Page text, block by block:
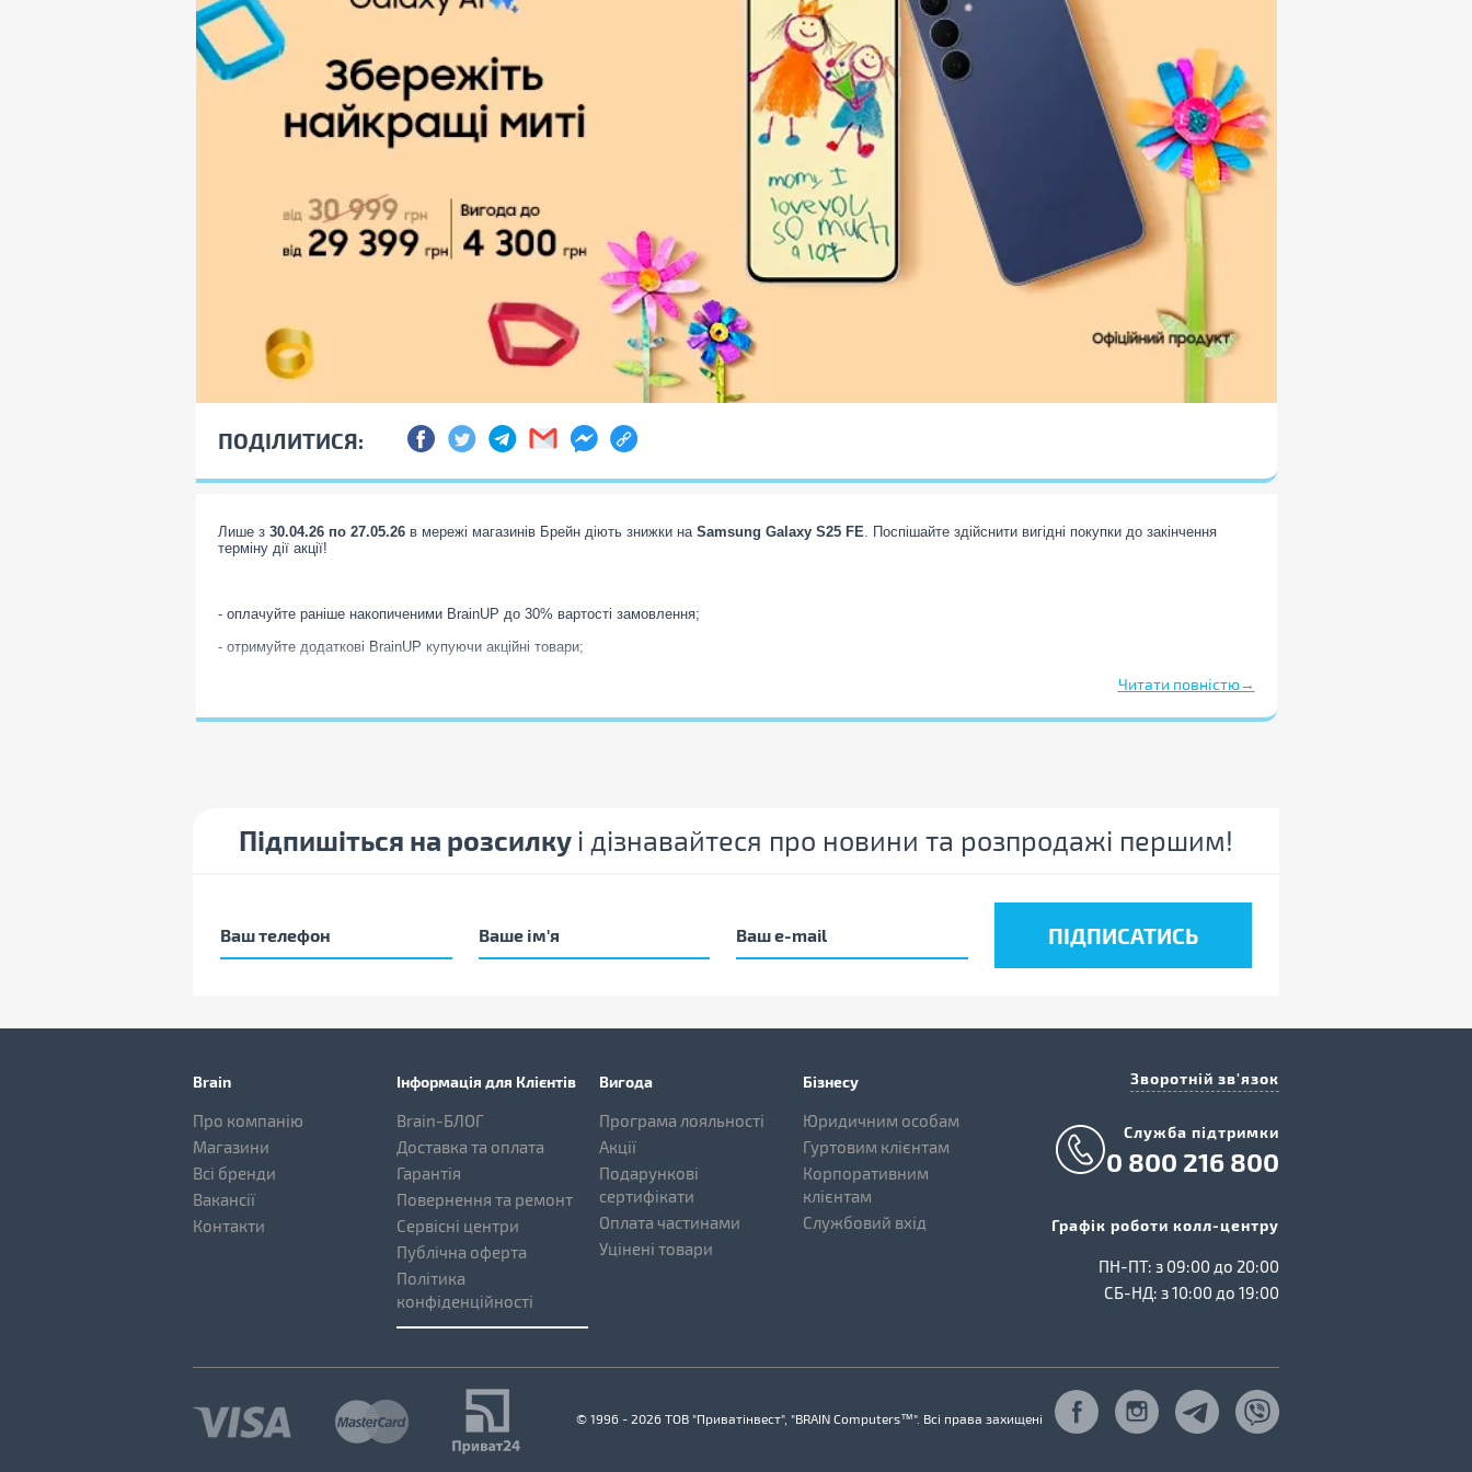
ПОДІЛИТИСЯ:
Лише з 30.04.26 по 27.05.26в мережі магазинів Брейн діють знижки на Samsung Galaxy S25 FE . Поспішайте здійснити вигідні покупки до закінчення
терміну дії акції!
- оплачуйте раніше накопиченими BrainUP до 30% вартості замовлення;
- отримуйте додаткові BrainUP купуючи акційні товари;
Читати повністю→
Підпишіться на розсилку і дізнавайтеся про новини та розпродажі першим!
Brain
Про компанію
Магазини
Всі бренди
Вакансії
Контакти
Інформація для Клієнтів
Brain-БЛОГ
Доставка та оплата
Гарантія
Повернення та ремонт
Сервісні центри
Публічна оферта
Політика
конфіденційності
Вигода
Програма лояльності
Акції
Подарункові
сертифікати
Оплата частинами
Уцінені товари
Бізнесу
Юридичним особам
Гуртовим клієнтам
Корпоративним
клієнтам
Службовий вхід
Зворотній зв'язок
Cлужба підтримки
0 800 216 800
Графік роботи колл-центру
ПН-ПТ: з 09:00 до 20:00
СБ-НД: з 10:00 до 19:00
© 1996 - 2026 ТОВ "Приватінвест", "BRAIN Computers™". Всі права захищені